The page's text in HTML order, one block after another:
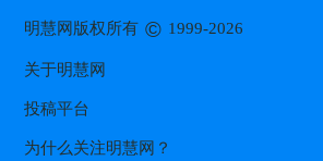
明慧网版权所有© 1999-2026
关于明慧网
投稿平台
为什么关注明慧网？